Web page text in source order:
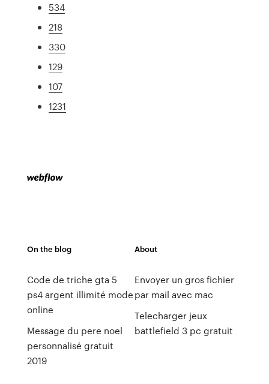
534
218
330
129
107
1231
On the blog
Code de triche gta 5
ps4 argent illimité mode
online
Message du pere noel
personnalisé gratuit
2019
About
Envoyer un gros fichier
par mail avec mac
Telecharger jeux
battlefield 3 pc gratuit